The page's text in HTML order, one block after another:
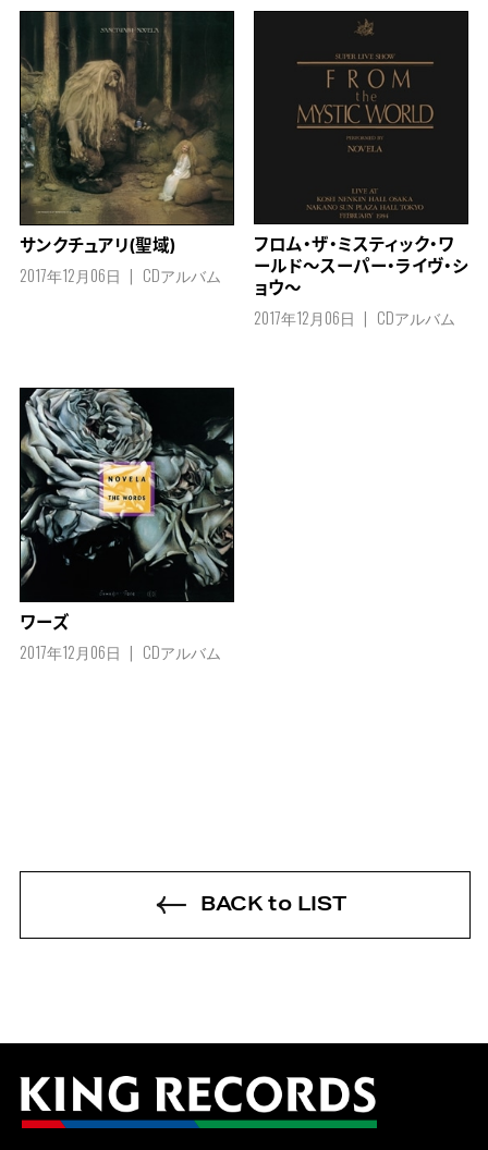
サンクチュアリ(聖域)
2017年12月06日 CDアルバム
フロム・ザ・ミスティック・ワ
ールド～スーパー・ライヴ・シ
ョウ～
2017年12月06日 CDアルバム
ワーズ
2017年12月06日 CDアルバム
BACK to LIST